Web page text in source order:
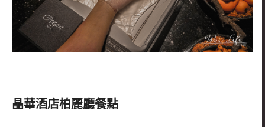
晶華酒店柏麗廳餐點